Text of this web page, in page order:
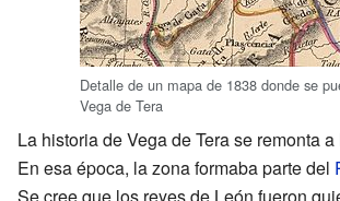
Detalle de un mapa de 1838 donde se
Vega de Tera
La historia de Vega de Tera se remonta a
En esa época, la zona formaba parte del